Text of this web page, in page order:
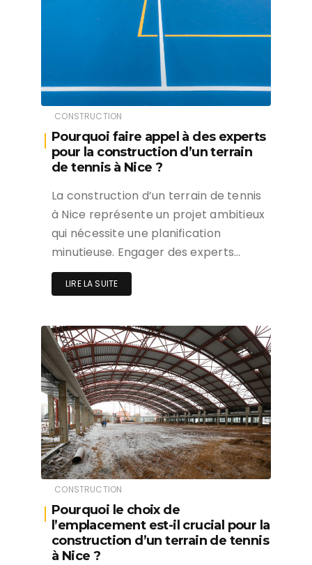
CONSTRUCTION
Pourquoi faire appel à des experts
pour la construction d’un terrain
de tennis à Nice ?
La construction d’un terrain de tennis
à Nice représente un projet ambitieux
qui nécessite une planification
minutieuse. Engager des experts…
LIRE LA SUITE
CONSTRUCTION
Pourquoi le choix de
l’emplacement est-il crucial pour la
construction d’un terrain de tennis
à Nice ?